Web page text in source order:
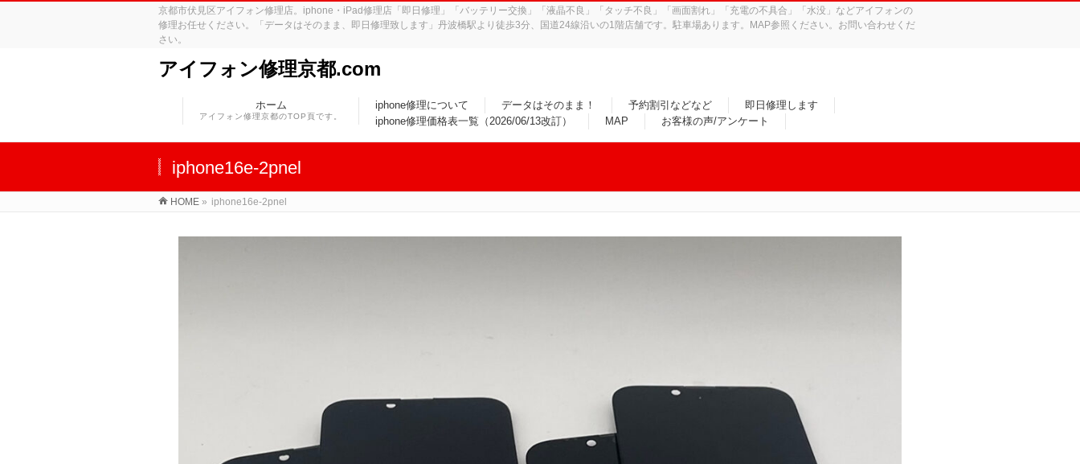
京都市伏見区アイフォン修理店。iphone・iPad修理店「即日修理」「バッテリー交換」「液晶不良」「タッチ不良」「画面割れ」「充電の不具合」「水没」などアイフォンの
修理お任せください。「データはそのまま、即日修理致します」丹波橋駅より徒歩3分、国道24線沿いの1階店舗です。駐車場あります。MAP参照ください。お問い合わせくだ
さい。
アイフォン修理京都.com
ホーム
アイフォン修理京都のTOP頁です。
iphone修理について データはそのまま！ 予約割引などなど
即日修理します
iphone修理価格表一覧（2026/06/13改訂）
MAP お客様の声/アンケート
iphone16e-2pnel
HOME » iphone16e-2pnel